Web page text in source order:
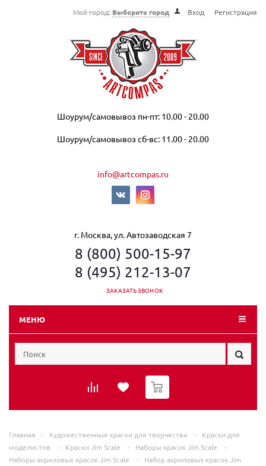
Мой город: Выберите город Вход Регистрация
Шоурум/самовывоз пн-пт: 10.00 - 20.00
Шоурум/самовывоз сб-вс: 11.00 - 20.00
info@artcompas.ru
г. Москва, ул. Автозаводская 7
8 (800) 500-15-97
8 (495) 212-13-07
ЗАКАЗАТЬ ЗВОНОК
МЕНЮ
0
Главная - Художественные краски для творчества -
Краски для
моделистов
- Краски Jim Scale - Наборы красок Jim Scale
-
Наборы акриловых красок Jim Scale
-
Набор акриловых красок Jim